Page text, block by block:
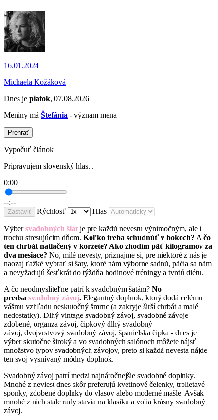
16.01.2024
Michaela Kožáková
Dnes je piatok, 07.08.2026
Meniny má Štefánia - význam mena
Prehrať
Vypočuť článok
Pripravujem slovenský hlas...
0:00
--:--
Zastaviť Rýchlosť Hlas
Výbersvadobných šiat je pre každú nevestu výnimočným, ale i
trochu stresujúcim dňom. Koľko treba schudnúť v bokoch? A čo
ten chrbát natlačený v korzete? Ako zhodím päť kilogramov za
dva mesiace? No, milé nevesty, priznajme si, pre niektoré z nás je
naozaj ťažké vybrať si šaty, ktoré nám výborne sadnú, páčia sa nám
a nevyžadujú šesťkrát do týždňa hodinové tréningy a tvrdú diétu.
A čo neodmysliteľne patrí k svadobným šatám? No
predsa svadobný závoj. Elegantný doplnok, ktorý dodá celému
vášmu vzhľadu neskutočný šmrnc (a zakryje širší chrbát a malé
nedostatky). Dlhý vintage svadobný závoj, svadobné závoje
zdobené, organza závoj, čipkový dlhý svadobný
závoj, dvojvrstvový svadobný závoj, španielska čipka - dnes je
výber skutočne široký a vo svadobných salónoch môžete nájsť
množstvo typov svadobných závojov, preto si každá nevesta nájde
ten svoj vysnívaný módny doplnok.
Svadobný závoj patrí medzi najnáročnejšie svadobné doplnky.
Mnohé z neviest dnes skôr preferujú kvetinové čelenky, trblietavé
sponky, zdobené doplnky do vlasov alebo moderné mašle. Avšak
mnohé z nich stále rady stavia na klasiku a volia krásny svadobný
závoj.